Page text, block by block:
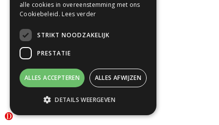
alle cookies in overeenstemming met ons
Cookiebeleid. Lees verder
STRIKT NOODZAKELIJK
PRESTATIE
ALLES ACCEPTEREN ALLES AFWIJZEN
DETAILS WEERGEVEN